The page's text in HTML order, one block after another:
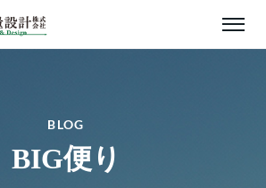
BLOG
BIG便り